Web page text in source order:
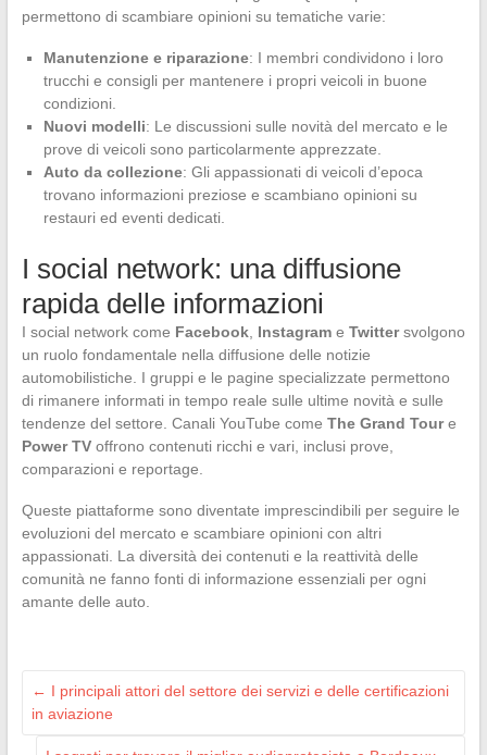
permettono di scambiare opinioni su tematiche varie:
Manutenzione e riparazione: I membri condividono i loro
trucchi e consigli per mantenere i propri veicoli in buone
condizioni.
Nuovi modelli: Le discussioni sulle novità del mercato e le
prove di veicoli sono particolarmente apprezzate.
Auto da collezione: Gli appassionati di veicoli d’epoca
trovano informazioni preziose e scambiano opinioni su
restauri ed eventi dedicati.
I social network: una diffusione
rapida delle informazioni
I social network come Facebook, Instagrame Twittersvolgono
un ruolo fondamentale nella diffusione delle notizie
automobilistiche. I gruppi e le pagine specializzate permettono
di rimanere informati in tempo reale sulle ultime novità e sulle
tendenze del settore. Canali YouTube come The Grand Toure
Power TVoffrono contenuti ricchi e vari, inclusi prove,
comparazioni e reportage.
Queste piattaforme sono diventate imprescindibili per seguire le
evoluzioni del mercato e scambiare opinioni con altri
appassionati. La diversità dei contenuti e la reattività delle
comunità ne fanno fonti di informazione essenziali per ogni
amante delle auto.
← I principali attori del settore dei servizi e delle certificazioni
in aviazione